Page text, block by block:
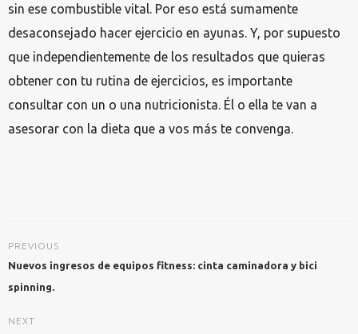
sin ese combustible vital. Por eso está sumamente
desaconsejado hacer ejercicio en ayunas. Y, por supuesto
que independientemente de los resultados que quieras
obtener con tu rutina de ejercicios, es importante
consultar con un o una nutricionista. Él o ella te van a
asesorar con la dieta que a vos más te convenga.
PREVIOUS
Nuevos ingresos de equipos fitness: cinta caminadora y bici
spinning.
NEXT